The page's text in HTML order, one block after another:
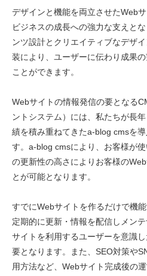
デザインと機能を両立させたWeb
ビジネスの成長への強力な支えと
ンツ設計とクリエイティブなデザ
装により、ユーザーに伝わり成果
ことができます。
Webサイトの情報発信の要となる
ントシステム）には、私たちが長
績を積み重ねてきたa-blog cmsを
す。a-blog cmsにより、お客様が
の更新性の高さによりお客様の
とが可能となります。
すでにWebサイトを作るだけで機
定期的に更新・情報を配信しメン
サイトを利用するユーザーを意識
要となります。また、SEO対策や
用方法など、Webサイト完成後の